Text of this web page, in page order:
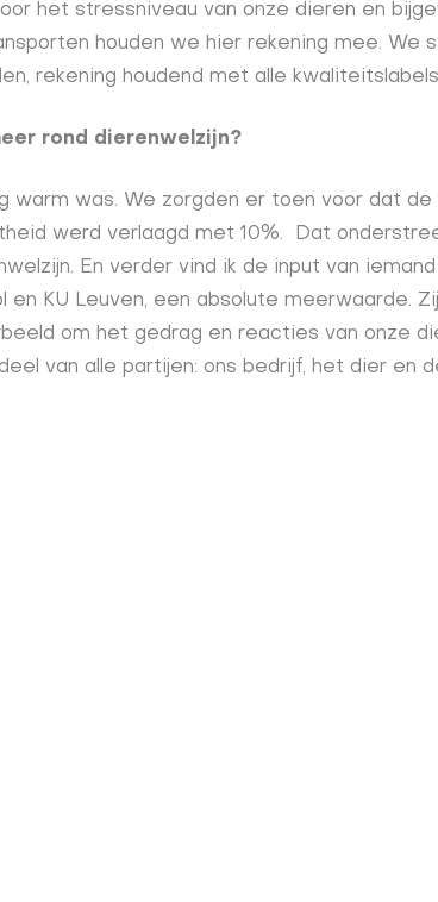
het stressniveau van onze dieren en
houden we hier rekening mee. We
rekening houdend met alle
rond dierenwelzijn?
warm was. We zorgden er toen voor dat
werd verlaagd met 10%. Dat
En verder vind ik de input van iemand
KU Leuven, een absolute meerwaarde.
om het gedrag en reacties van onze
van alle partijen: ons bedrijf, het dier en